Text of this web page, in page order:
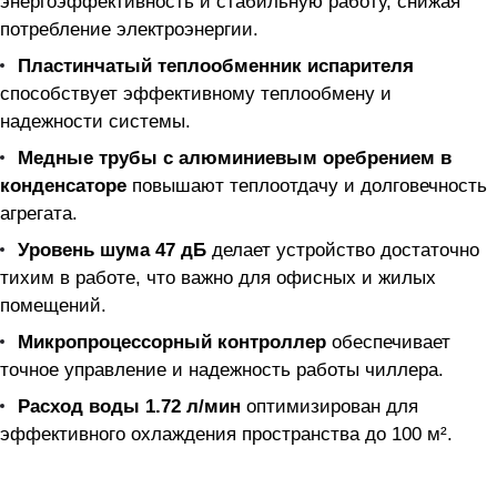
потребление электроэнергии.
Пластинчатый теплообменник испарителя
способствует эффективному теплообмену и
надежности системы.
Медные трубы с алюминиевым оребрением в
конденсаторе повышают теплоотдачу и долговечность
агрегата.
Уровень шума 47 дБ делает устройство достаточно
тихим в работе, что важно для офисных и жилых
помещений.
Микропроцессорный контроллер обеспечивает
точное управление и надежность работы чиллера.
Расход воды 1.72 л/мин оптимизирован для
эффективного охлаждения пространства до 100 м².